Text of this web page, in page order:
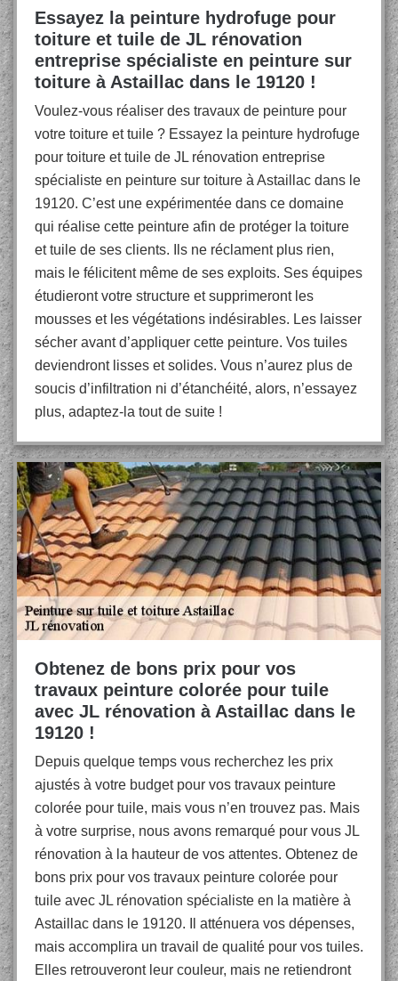
Essayez la peinture hydrofuge pour
toiture et tuile de JL rénovation
entreprise spécialiste en peinture sur
toiture à Astaillac dans le 19120 !
Voulez-vous réaliser des travaux de peinture pour
votre toiture et tuile ? Essayez la peinture hydrofuge
pour toiture et tuile de JL rénovation entreprise
spécialiste en peinture sur toiture à Astaillac dans le
19120. C’est une expérimentée dans ce domaine
qui réalise cette peinture afin de protéger la toiture
et tuile de ses clients. Ils ne réclament plus rien,
mais le félicitent même de ses exploits. Ses équipes
étudieront votre structure et supprimeront les
mousses et les végétations indésirables. Les laisser
sécher avant d’appliquer cette peinture. Vos tuiles
deviendront lisses et solides. Vous n’aurez plus de
soucis d’infiltration ni d’étanchéité, alors, n’essayez
plus, adaptez-la tout de suite !
Obtenez de bons prix pour vos
travaux peinture colorée pour tuile
avec JL rénovation à Astaillac dans le
19120 !
Depuis quelque temps vous recherchez les prix
ajustés à votre budget pour vos travaux peinture
colorée pour tuile, mais vous n’en trouvez pas. Mais
à votre surprise, nous avons remarqué pour vous JL
rénovation à la hauteur de vos attentes. Obtenez de
bons prix pour vos travaux peinture colorée pour
tuile avec JL rénovation spécialiste en la matière à
Astaillac dans le 19120. Il atténuera vos dépenses,
mais accomplira un travail de qualité pour vos tuiles.
Elles retrouveront leur couleur, mais ne retiendront